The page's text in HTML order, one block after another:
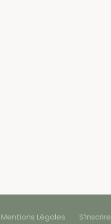
Mentions Légales S’Inscrire